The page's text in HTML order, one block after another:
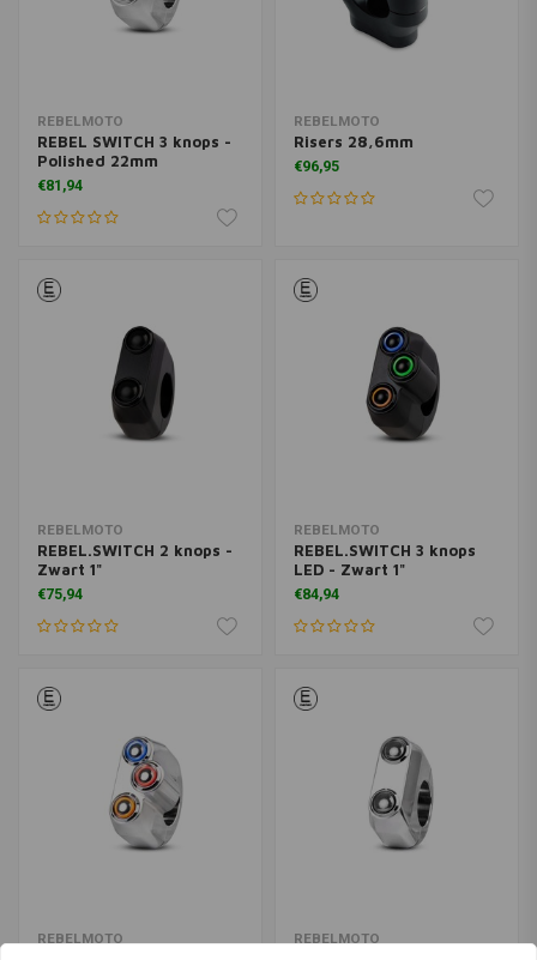
REBELMOTO
REBEL SWITCH 3 knops -
Polished 22mm
€81,94
REBELMOTO
Risers 28,6mm
€96,95
REBELMOTO
REBEL.SWITCH 2 knops -
Zwart 1"
€75,94
REBELMOTO
REBEL.SWITCH 3 knops
LED - Zwart 1"
€84,94
REBELMOTO REBELMOTO